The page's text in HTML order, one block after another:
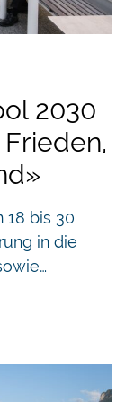
Debatte
am
Buchs
oder
Valérie
2030
18 bis 30
in die